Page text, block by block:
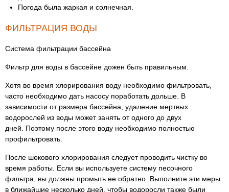
Погода была жаркая и солнечная.
ФИЛЬТРАЦИЯ ВОДЫ
Система фильтрации бассейна
Фильтр для воды в бассейне дожен быть правильным.
Хотя во время хлорирования воду необходимо фильтровать,
часто необходимо дать насосу поработать дольше. В
зависимости от размера бассейна, удаление мертвых
водорослей из воды может занять от одного до двух
дней. Поэтому после этого воду необходимо полностью
профильтровать.
После шокового хлорирования следует проводить чистку во
время работы. Если вы используете систему песочного
фильтра, вы должны промыть ее обратно. Выполните эти меры
в ближайшие несколько дней, чтобы водоросли также были